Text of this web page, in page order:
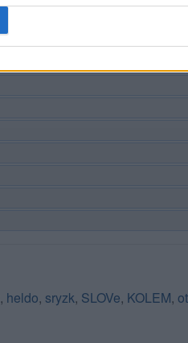
, heldo, sryzk, SLOVe, KOLEM,